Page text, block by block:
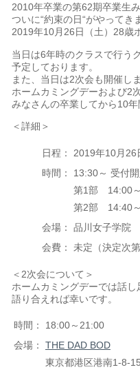
2010年卒業の第62期卒業生
ついに“約束の日“がやってき
2019年10月26日（土）28歳
当日は6年時のクラスで行う
予定しております。
また、当日は2次会も開催しま
ホームカミングデーおよび2
みなさんの卒業してから10
＜詳細＞
日程：
2019年10月26
時間：
13:30～ 受付
第1部 14:00
第2部 14:40
会場：
品川女子学院
会費：
未定（決定次
＜2次会について＞
ホームカミングデーでは話
語り合えれば幸いです。
時間：
18:00～21:00
会場：
THE DAD BOD
東京都港区港南1-8-